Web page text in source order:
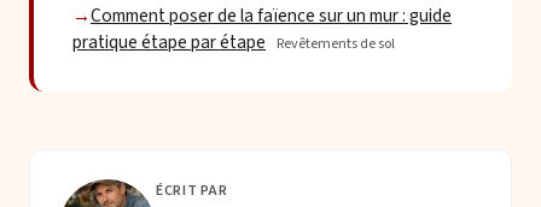
Comment poser de la faïence sur un mur : guide
pratique étape par étape
Revêtements de sol
ÉCRIT PAR